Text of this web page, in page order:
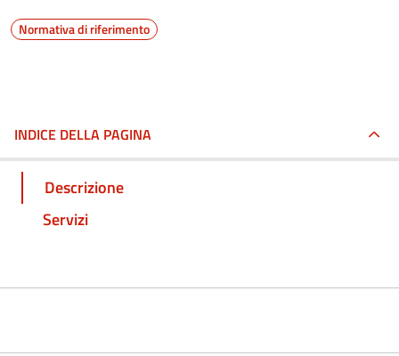
Normativa di riferimento
INDICE DELLA PAGINA
Descrizione
Servizi